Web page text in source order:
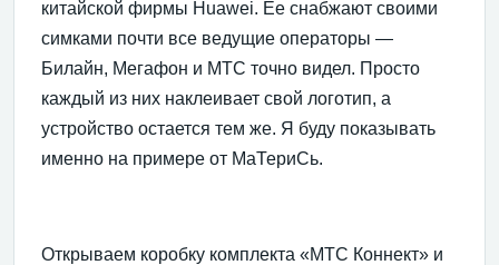
китайской фирмы Huawei. Ее снабжают своими
симками почти все ведущие операторы —
Билайн, Мегафон и МТС точно видел. Просто
каждый из них наклеивает свой логотип, а
устройство остается тем же. Я буду показывать
именно на примере от МаТериСь.
Открываем коробку комплекта «МТС Коннект» и